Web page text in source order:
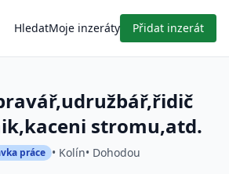
HledatMoje inzeráty Přidat inzerát
stromu,atd.
práce • Kolín• Dohodou